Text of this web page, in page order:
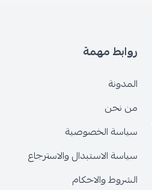
روابط مهمة
المدونة
من نحن
سياسة الخصوصية
سياسة الاستبدال والاسترجاع
الشروط والاحكام